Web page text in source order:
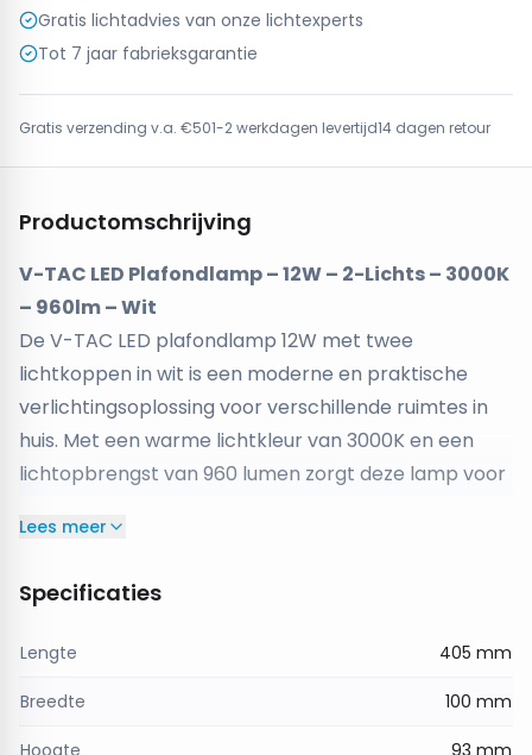
Gratis lichtadvies van onze lichtexperts
Tot 7 jaar fabrieksgarantie
Gratis verzending v.a. €501-2 werkdagen levertijd14 dagen retour
Productomschrijving
V-TAC LED Plafondlamp – 12W – 2-Lichts – 3000K
– 960lm – Wit
De V-TAC LED plafondlamp 12W met twee
lichtkoppen in wit is een moderne en praktische
verlichtingsoplossing voor verschillende ruimtes in
huis. Met een warme lichtkleur van 3000K en een
lichtopbrengst van 960 lumen zorgt deze lamp voor
woonkamers, slaapkamers, keukens en andere
De plafondlamp is uitgerust met twee lichtkoppen
die zorgen voor een brede lichtspreiding en een
witte ontwerp geeft de lamp een tijdloze uitstraling
die eenvoudig te combineren is met verschillende
Lees meer
Specificaties
Lengte 405 mm
Breedte 100 mm
Hoogte 93 mm